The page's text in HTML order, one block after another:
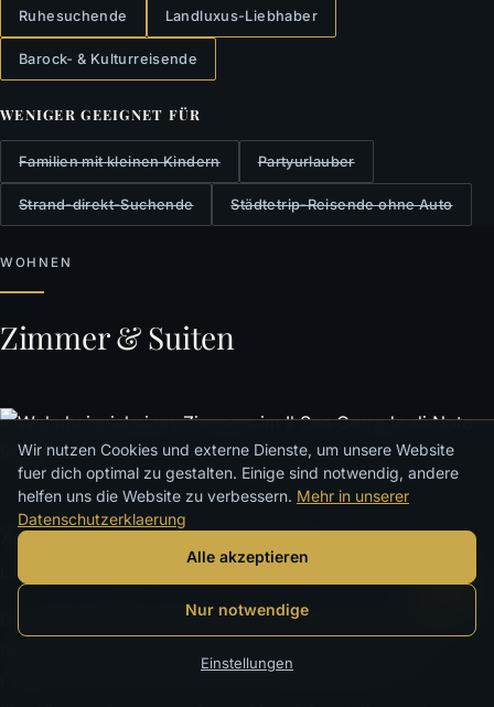
Ruhesuchende Landluxus-Liebhaber
Barock- & Kulturreisende
WENIGER GEEIGNET FÜR
Familien mit kleinen Kindern Partyurlauber
Strand-direkt-Suchende Städtetrip-Reisende ohne Auto
WOHNEN
Zimmer & Suiten
Zimmer & Suiten der Masseria
Landluxus · Sizilianische Handschrift
Die Unterkünfte des Resorts setzen die Sprache der
Wir nutzen Cookies und externe Dienste, um unsere Website
fuer dich optimal zu gestalten. Einige sind notwendig, andere
helfen uns die Website zu verbessern. Mehr in unserer
Datenschutzerklaerung
Alle akzeptieren
Nur notwendige
Einstellungen